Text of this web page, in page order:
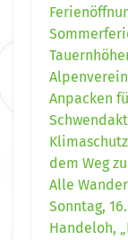
Anpacken
dem Weg
Alle
Sonntag,
Handeloh,